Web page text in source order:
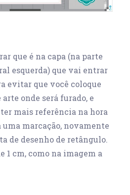
que é na capa (na parte
esquerda) que vai entrar
evitar que você coloque
onde será furado, e
mais referência na hora
marcação, novamente
de desenho de retângulo.
1 cm, como na imagem a